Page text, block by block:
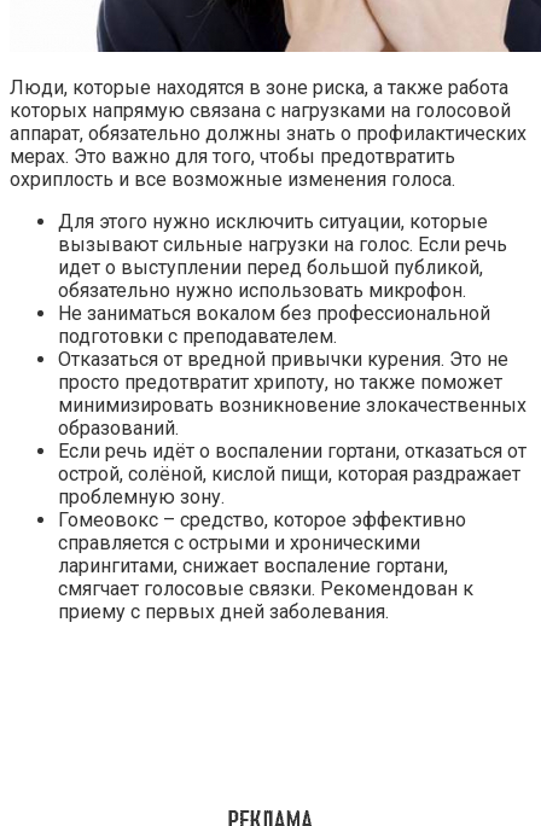
Люди, которые находятся в зоне риска, а также работа
которых напрямую связана с нагрузками на голосовой
аппарат, обязательно должны знать о профилактических
мерах. Это важно для того, чтобы предотвратить
охриплость и все возможные изменения голоса.
Для этого нужно исключить ситуации, которые
вызывают сильные нагрузки на голос. Если речь
идет о выступлении перед большой публикой,
обязательно нужно использовать микрофон.
Не заниматься вокалом без профессиональной
подготовки с преподавателем.
Отказаться от вредной привычки курения. Это не
просто предотвратит хрипоту, но также поможет
минимизировать возникновение злокачественных
образований.
Если речь идёт о воспалении гортани, отказаться от
острой, солёной, кислой пищи, которая раздражает
проблемную зону.
Гомеовокс – средство, которое эффективно
справляется с острыми и хроническими
ларингитами, снижает воспаление гортани,
смягчает голосовые связки. Рекомендован к
приему с первых дней заболевания.